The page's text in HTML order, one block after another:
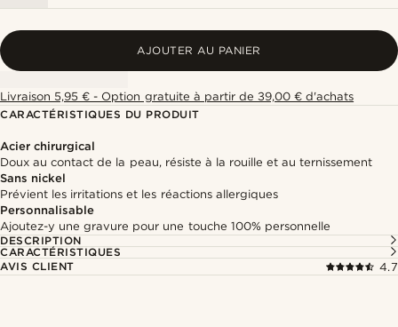
AJOUTER AU PANIER
Livraison 5,95 € - Option gratuite à partir de 39,00 € d'achats
CARACTÉRISTIQUES DU PRODUIT
Acier chirurgical
Doux au contact de la peau, résiste à la rouille et au ternissement
Sans nickel
Prévient les irritations et les réactions allergiques
Personnalisable
Ajoutez-y une gravure pour une touche 100% personnelle
DESCRIPTION
CARACTÉRISTIQUES
AVIS CLIENT
4.7